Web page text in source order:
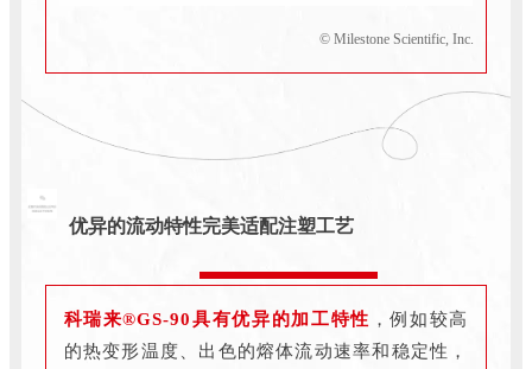
© Milestone Scientific, Inc.
优异的流动特性完美适配注塑工艺
科瑞来®GS-90具有优异的加工特性 ，例如较高
的热变形温度、出色的熔体流动速率和稳定性，